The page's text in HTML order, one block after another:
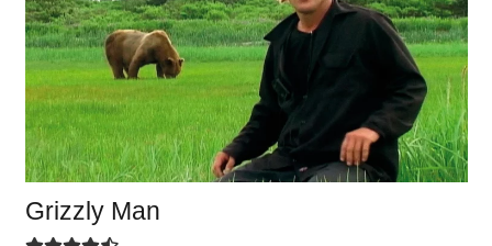
Grizzly Man